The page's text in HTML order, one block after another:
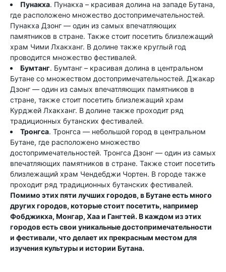
Пунакха. Пунакха – красивая долина на западе Бутана,
где расположено множество достопримечательностей.
Пунакха Дзонг — один из самых впечатляющих
памятников в стране. Также стоит посетить близлежащий
храм Чими Лхакханг. В долине также круглый год
проводится множество фестивалей.
Бумтанг. Бумтанг – красивая долина в центральном
Бутане со множеством достопримечательностей. Джакар
Дзонг — один из самых впечатляющих памятников в
стране, также стоит посетить близлежащий храм
Курджей Лхакханг. В долине также проходит ряд
традиционных бутанских фестивалей.
Тронгса. Тронгса — небольшой город в центральном
Бутане, где расположено множество
достопримечательностей. Тронгса Дзонг — один из самых
впечатляющих памятников в стране. Также стоит посетить
близлежащий храм Чендебджи Чортен. В городе также
проходит ряд традиционных бутанских фестивалей.
Помимо этих пяти лучших городов, в Бутане есть много
других городов, которые стоит посетить, например
Фобджикха, Монгар, Хаа и Гангтей. В каждом из этих
городов есть свои уникальные достопримечательности
и фестивали, что делает их прекрасным местом для
изучения культуры и истории Бутана.